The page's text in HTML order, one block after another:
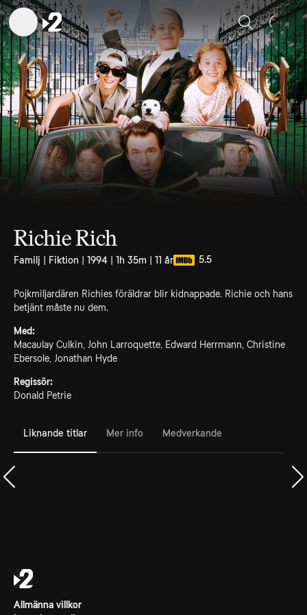
Sök
Richie Rich
Familj | Fiktion | 1994 | 1h 35m | 11 år 5.5
Pojkmiljardären Richies föräldrar blir kidnappade. Richie och hans
betjänt måste nu dem.
Med:
Macaulay Culkin, John Larroquette, Edward Herrmann, Christine
Ebersole, Jonathan Hyde
Regissör:
Donald Petrie
Liknande titlar Mer info Medverkande
Allmänna villkor